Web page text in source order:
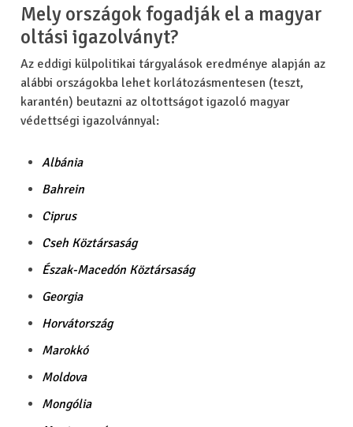
Mely országok fogadják el a magyar
oltási igazolványt?
Az eddigi külpolitikai tárgyalások eredménye alapján az
alábbi országokba lehet korlátozásmentesen (teszt,
karantén) beutazni az oltottságot igazoló magyar
védettségi igazolvánnyal:
Albánia
Bahrein
Ciprus
Cseh Köztársaság
Észak-Macedón Köztársaság
Georgia
Horvátország
Marokkó
Moldova
Mongólia